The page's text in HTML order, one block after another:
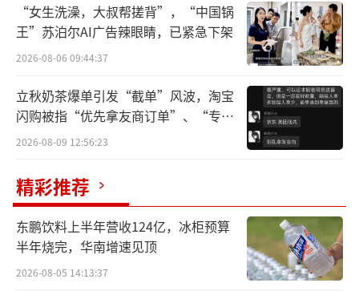
“女生洗澡，大叔帮搓背”，“中国锅
王”苏泊尔AI广告辣眼睛，已紧急下架
2026-08-06 09:44:37
立秋奶茶爆单引发“截单”风波，淘宝
闪购被指“优先拿友商订单”、“专挑
贵的拿”
2026-08-09 12:56:23
精彩推荐
东鹏饮料上半年营收124亿，冰柜预算
半年烧完，华南增速见顶
2026-08-05 14:13:37